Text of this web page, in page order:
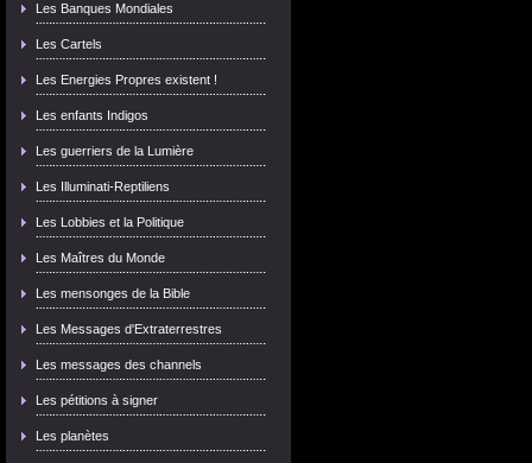
Les Banques Mondiales
Les Cartels
Les Energies Propres existent !
Les enfants Indigos
Les guerriers de la Lumière
Les Illuminati-Reptiliens
Les Lobbies et la Politique
Les Maîtres du Monde
Les mensonges de la Bible
Les Messages d'Extraterrestres
Les messages des channels
Les pétitions à signer
Les planètes